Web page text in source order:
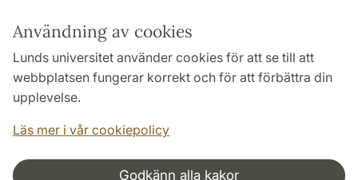
Användning av cookies
Lunds universitet använder cookies för att se till att
webbplatsen fungerar korrekt och för att förbättra din
upplevelse.
Läs mer i vår cookiepolicy
Godkänn alla kakor
TYPO3-login
Följ oss i sociala medier